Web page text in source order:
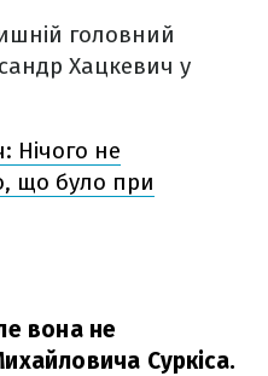
головний
Хацкевич у
Нічого не
що було при
вона не
Суркіса.